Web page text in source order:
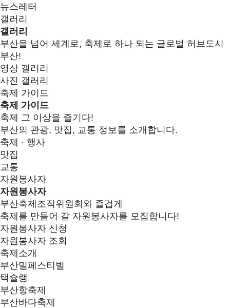
뉴스레터
갤러리
갤러리
부산을 넘어 세계로, 축제로 하나 되는 글로벌 허브도시
부산!
영상 갤러리
사진 갤러리
축제 가이드
축제 가이드
축제 그 이상을 즐기다!
부산의 관광, 맛집, 교통 정보를 소개합니다.
축제 · 행사
맛집
교통
자원봉사자
자원봉사자
부산축제조직위원회와 즐겁게
축제를 만들어 갈 자원봉사자를 모집합니다!
자원봉사자 신청
자원봉사자 조회
축제소개
부산밀페스티벌
택슐랭
부산항축제
부산바다축제